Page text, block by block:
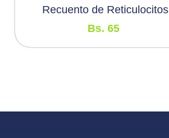
Recuento de Reticulocitos
Bs. 65